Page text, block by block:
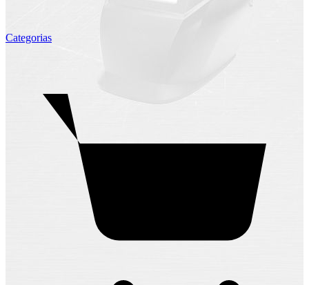
Categorias